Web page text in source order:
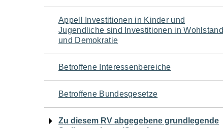
Navigation
für
den
Seiteninhalt
Appell Investitionen in Kinder und
Jugendliche sind Investitionen in Wohlstand
und Demokratie
Betroffene Interessenbereiche
Betroffene Bundesgesetze
Zu diesem RV abgegebene grundlegende